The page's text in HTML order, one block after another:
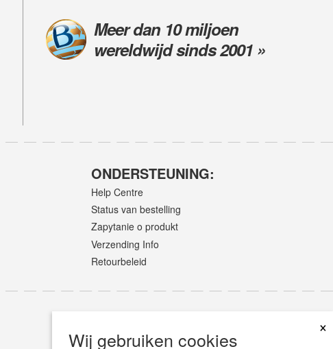
Wij gebruiken cookies
×
Meer dan 10 miljoen
wereldwijd sinds 2001 »
ONDERSTEUNING:
Help Centre
Status van bestelling
Zapytanie o produkt
Verzending Info
Retourbeleid